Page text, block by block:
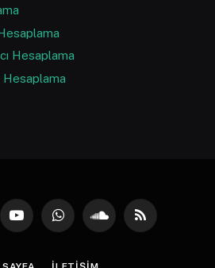
Hesaplama
Hesaplama
YouTubeWhatsAppSoundCloud
RSS